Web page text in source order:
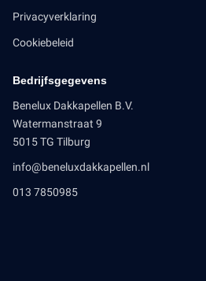
Privacyverklaring
Cookiebeleid
Bedrijfsgegevens
Benelux Dakkapellen B.V.
Watermanstraat 9
5015 TG Tilburg
info@beneluxdakkapellen.nl
013 7850985